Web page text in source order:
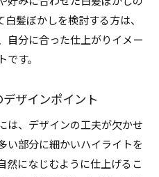
髪ぼかしを検討する方は、
自分に合った仕上がりイメー
す。
ザインポイント
は、デザインの工夫が欠かせ
い部分に細かいハイライトを
然になじむように仕上げるこ